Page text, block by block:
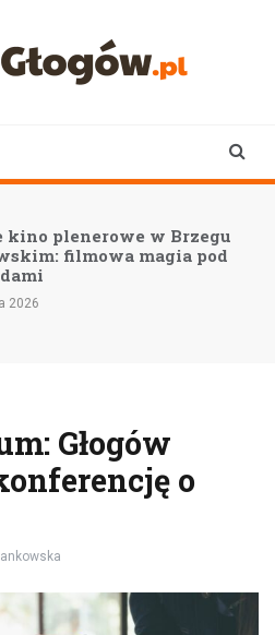
kino plenerowe w Brzegu
filmowa magia pod
2026
Głogów
o